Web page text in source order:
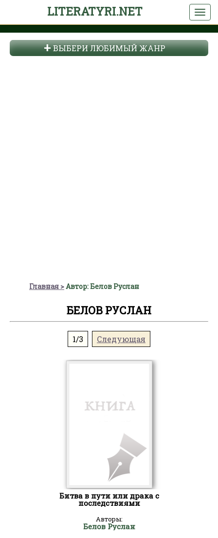
LITERATYRI.NET
ВЫБЕРИ ЛЮБИМЫЙ ЖАНР
Главная Автор: Белов Руслан
БЕЛОВ РУСЛАН
1/3 Следующая
Битва в пути или драка с
последствиями
Авторы:
Белов Руслан